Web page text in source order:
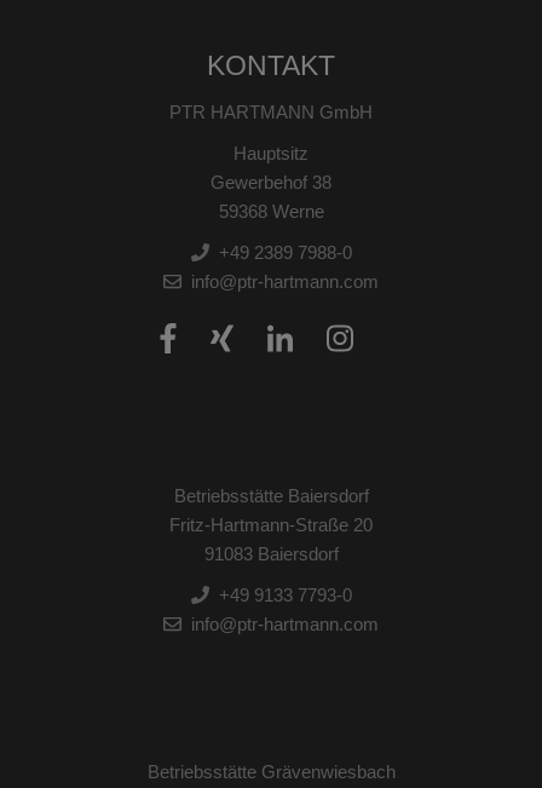
KONTAKT
PTR HARTMANN GmbH
Hauptsitz
Gewerbehof 38
59368 Werne
+49 2389 7988-0
info@ptr-hartmann.com
Betriebsstätte Baiersdorf
Fritz-Hartmann-Straße 20
91083 Baiersdorf
+49 9133 7793-0
info@ptr-hartmann.com
Betriebsstätte Grävenwiesbach